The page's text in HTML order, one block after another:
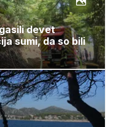
devet
sumi, da so bili